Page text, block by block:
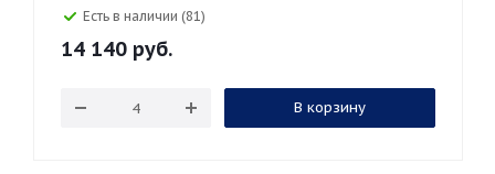
Есть в наличии (81)
14 140 руб.
В корзину